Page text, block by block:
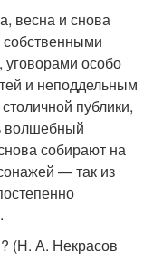
весна и снова
уговорами особо
и неподдельным
публики,
волшебный
собирают на
— так из
А. Некрасов